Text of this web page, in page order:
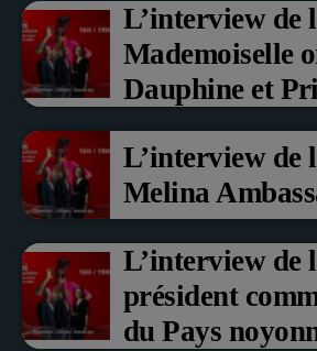
L’interview de
Mademoiselle
Dauphine et
aux fruits
L’interview de
Melina
L’interview de
président
du Pays